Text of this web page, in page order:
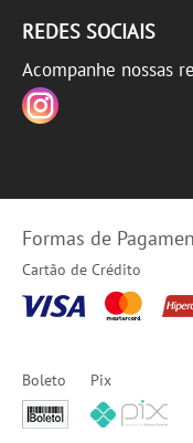
REDES SOCIAIS
Acompanhe nossas
Formas de
Cartão de Crédito
Boleto Pix